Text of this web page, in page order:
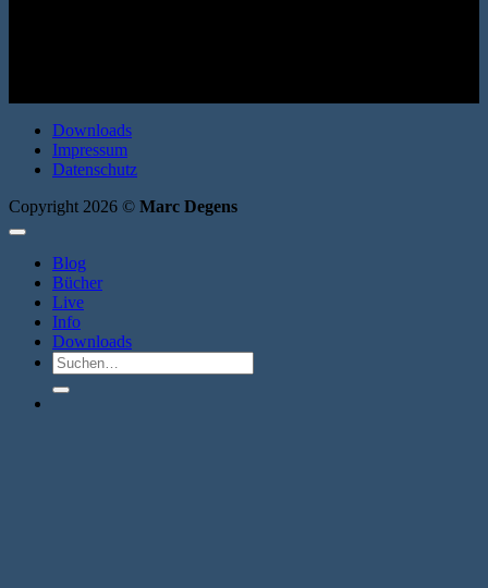
Downloads
Impressum
Datenschutz
Copyright 2026 © Marc Degens
Blog
Bücher
Live
Info
Downloads
Suche
nach: